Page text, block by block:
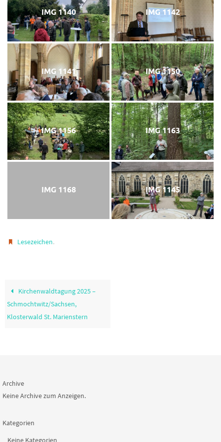
IMG 1140 IMG 1142
IMG 1141 IMG 1150
IMG 1156 IMG 1163
IMG 1168 IMG 1145
Lesezeichen.
Kirchenwaldtagung 2025 –
Schmochtwitz/Sachsen,
Klosterwald St. Marienstern
Archive
Keine Archive zum Anzeigen.
Kategorien
Keine Kategorien